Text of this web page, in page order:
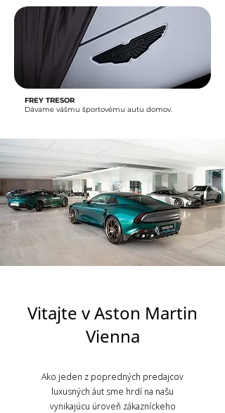
FREY TRESOR
Dávame vášmu športovému autu domov.
Vitajte v Aston Martin
Vienna
Ako jeden z popredných predajcov
luxusných áut sme hrdí na našu
vynikajúcu úroveň zákazníckeho